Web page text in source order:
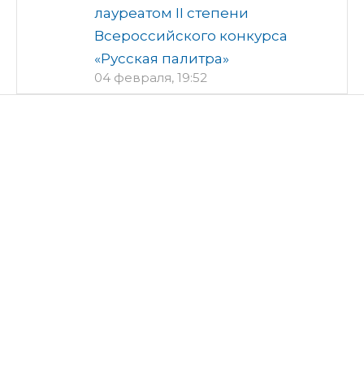
лауреатом II степени
Всероссийского конкурса
«Русская палитра»
04 февраля, 19:52